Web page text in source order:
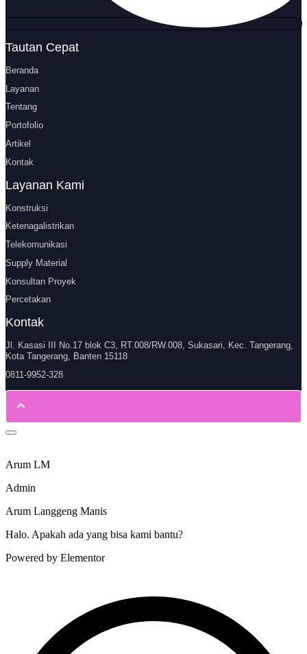
Tautan Cepat
Beranda
Layanan
Tentang
Portofolio
Artikel
Kontak
Layanan Kami
Konstruksi
Ketenagalistrikan
Telekomunikasi
Supply Material
Konsultan Proyek
Percetakan
Kontak
Jl. Kasasi III No.17 blok C3, RT.008/RW.008, Sukasari, Kec. Tangerang,
Kota Tangerang, Banten 15118
0811-9952-328
Arum LM
Admin
Arum Langgeng Manis
Halo. Apakah ada yang bisa kami bantu?
Powered by Elementor